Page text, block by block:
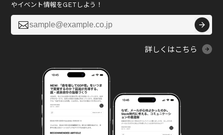
やイベント情報をGETしよう！

詳しくはこちら